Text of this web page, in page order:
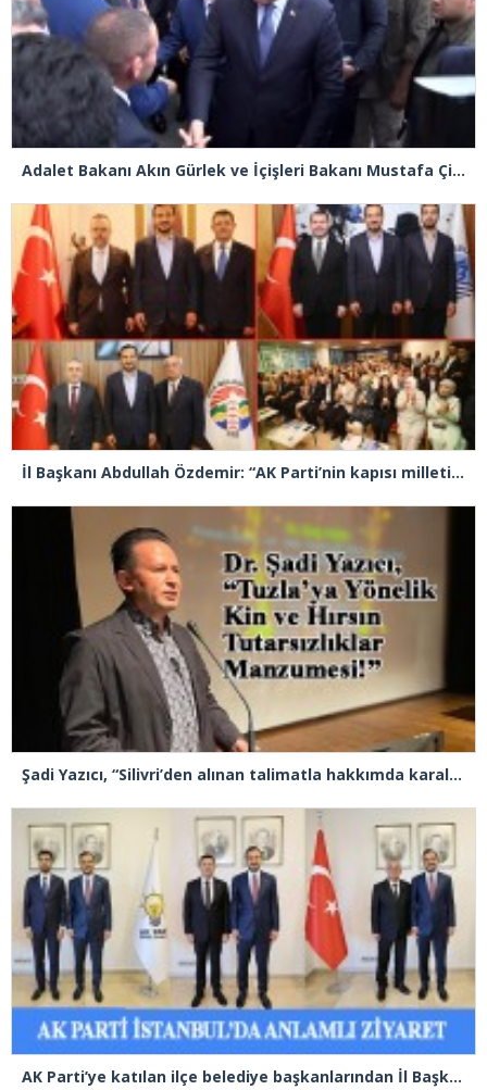
Adalet Bakanı Akın Gürlek ve İçişleri Bakanı Mustafa Çiftçi Esenyurt’ta
İl Başkanı Abdullah Özdemir: “AK Parti’nin kapısı milletine hizmet etmek isteyen herkese açıktır”
Şadi Yazıcı, “Silivri’den alınan talimatla hakkımda karalama kampanyası yürütülüyor”
AK Parti’ye katılan ilçe belediye başkanlarından İl Başkanı Özdemir’e ziyaret